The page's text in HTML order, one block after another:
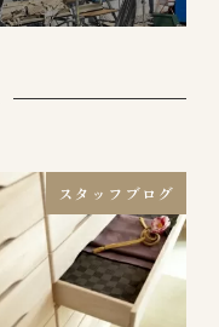
スタッフブログ